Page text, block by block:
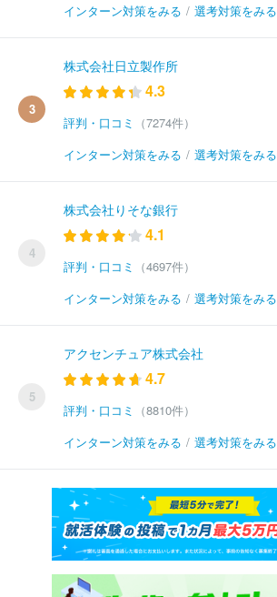
インターン対策をみる / 選考対策をみる
3
株式会社日立製作所
4.3
評判・口コミ
（7274件）
インターン対策をみる / 選考対策をみる
4
株式会社りそな銀行
4.1
評判・口コミ
（4697件）
インターン対策をみる / 選考対策をみる
5
アクセンチュア株式会社
4.7
評判・口コミ
（8810件）
インターン対策をみる / 選考対策をみる